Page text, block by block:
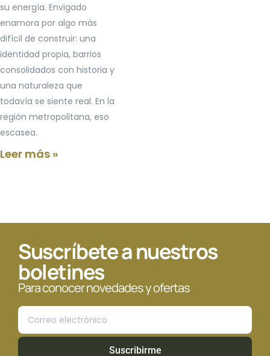
su energía. Envigado
enamora por algo más
difícil de construir: una
identidad propia, barrios
consolidados con historia y
una naturaleza que
todavía se siente real. En la
región metropolitana, eso
escasea.
Leer más »
Suscríbete a nuestros
boletines
Para conocer novedades y ofertas
Suscribirme